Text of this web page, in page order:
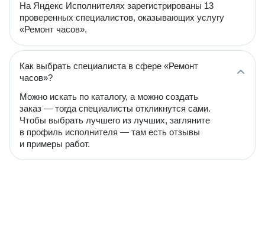
На Яндекс Исполнителях зарегистрированы 13
проверенных специалистов, оказывающих услугу
«Ремонт часов».
Как выбрать специалиста в сфере «Ремонт
часов»?
Можно искать по каталогу, а можно создать
заказ — тогда специалисты откликнутся сами.
Чтобы выбрать лучшего из лучших, загляните
в профиль исполнителя — там есть отзывы
и примеры работ.